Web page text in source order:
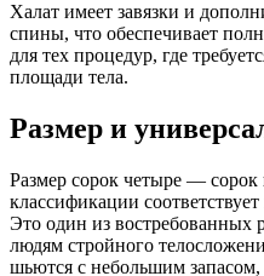
Халат имеет завязки и
спины, что обеспечивает
для тех процедур, где
площади тела.
Размер и
Размер сорок четыре — сорок
классификации
Это один из востребованных
людям стройного
шьются с небольшим